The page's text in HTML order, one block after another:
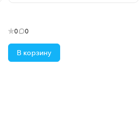
0 0
В корзину